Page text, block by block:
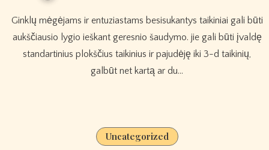
Ginklų mėgėjams ir entuziastams besisukantys taikiniai gali būti
aukščiausio lygio ieškant geresnio šaudymo. jie gali būti įvaldę
standartinius plokščius taikinius ir pajudėję iki 3-d taikinių,
galbūt net kartą ar du…
Uncategorized